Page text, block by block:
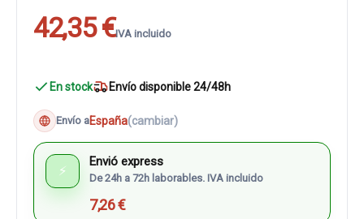
42,35 €IVA incluido
En stock Envío disponible 24/48h
Envío aEspaña(cambiar)
⚡
Envió express
De 24h a 72h laborables. IVA incluido
7,26 €